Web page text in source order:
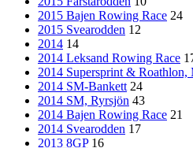
2015 Bajen Rowing Race 24
2015 Svearodden 12
2014 14
2014 Leksand Rowing Race
2014 Supersprint & Roathlon,
2014 SM-Bankett 24
2014 SM, Ryrsjön 43
2014 Bajen Rowing Race 21
2014 Svearodden 17
2013 8GP 16